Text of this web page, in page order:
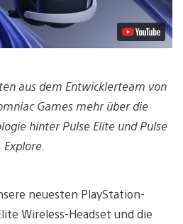
aus dem Entwicklerteam von
Games mehr über die
hinter Pulse Elite und Pulse
Explore.
neuesten PlayStation-
Wireless-Headset und die